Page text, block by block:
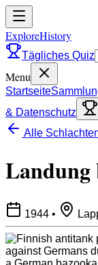
ExploreHistory
Tägliches Quiz
Menu
Startseite
& Datenschutz
Alle
Landung
1944 •